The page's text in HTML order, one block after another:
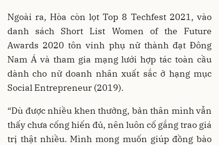
Ngoài ra, Hòa còn lọt Top 8 Techfest 2021, vào
danh sách Short List Women of the Future
Awards 2020 tôn vinh phụ nữ thành đạt Đông
Nam Á và tham gia mạng lưới hợp tác toàn cầu
dành cho nữ doanh nhân xuất sắc ở hạng mục
Social Entrepreneur (2019).
“Dù được nhiều khen thưởng, bản thân mình vẫn
thấy chưa cống hiến đủ, nên luôn cố gắng trao giá
trị thật nhiều. Mình mong muốn giúp đồng bào